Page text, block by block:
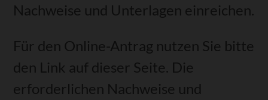
Nachweise und Unterlagen einreichen.
Für den Online-Antrag nutzen Sie bitte
den Link auf dieser Seite. Die
erforderlichen Nachweise und